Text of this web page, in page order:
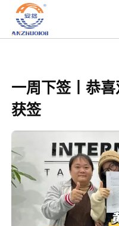
一周下签丨恭
获签